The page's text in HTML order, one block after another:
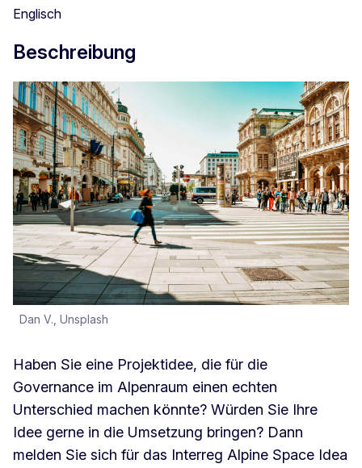
Englisch
Beschreibung
Haben Sie eine Projektidee, die für die
Governance im Alpenraum einen echten
Unterschied machen könnte? Würden Sie Ihre
Idee gerne in die Umsetzung bringen? Dann
melden Sie sich für das Interreg Alpine Space Idea
Dan V., Unsplash